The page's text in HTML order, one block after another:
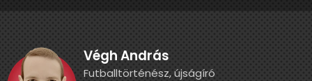
Végh András
Futballtörténész, újságíró